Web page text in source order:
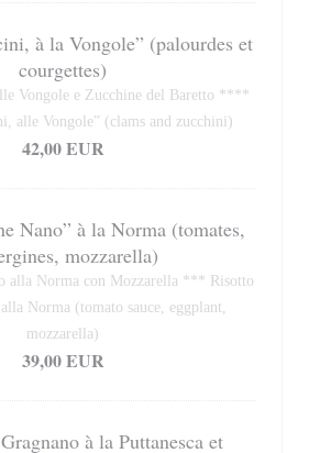
à la Vongole” (palourdes et
courgettes)
Vongole e Zucchine del Baretto ****
alle Vongole” (clams and zucchini)
42,00 EUR
Nano” à la Norma (tomates,
mozzarella)
alla Norma con Mozzarella *** Risotto
Norma (tomato sauce, eggplant,
mozzarella)
39,00 EUR
à la Puttanesca et